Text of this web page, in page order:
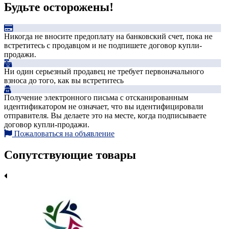
Будьте осторожены!
Никогда не вносите предоплату на банковский счет, пока не
встретитесь с продавцом и не подпишете договор купли-
продажи.
Ни один серьезный продавец не требует первоначального
взноса до того, как вы встретитесь
Получение электронного письма с отсканированным
идентификатором не означает, что вы идентифицировали
отправителя. Вы делаете это на месте, когда подписываете
договор купли-продажи.
Пожаловаться на объявление
Сопутствующие товары